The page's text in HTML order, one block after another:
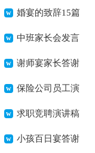
文(集合15篇)
婚宴的致辞15篇
中班家长会发言
稿15篇谢师宴家长答谢
词 15篇
保险公司员工演
讲稿精选15篇
求职竞聘演讲稿
小孩百日宴答谢